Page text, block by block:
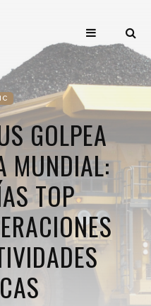
GOLPEA
MUNDIAL:
TOP